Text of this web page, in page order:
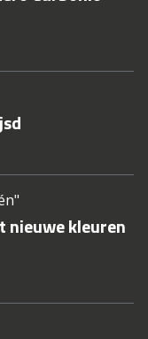
nieuwe kleuren